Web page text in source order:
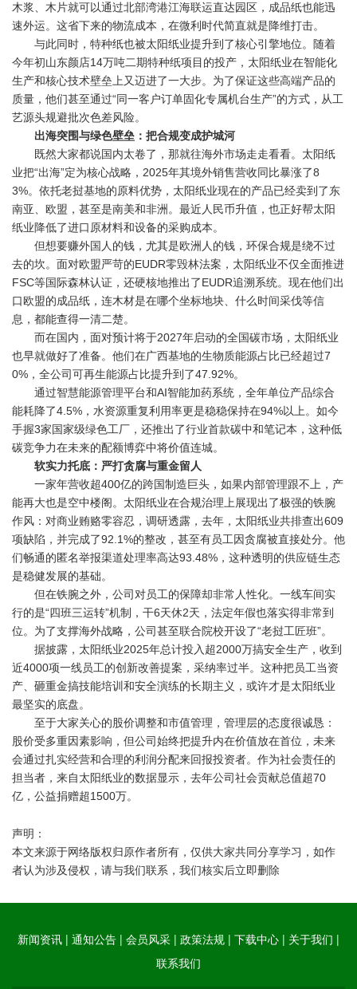
木浆、木片就可以通过北部湾港江海联运直达园区，成品纸也能迅
速外运。这省下来的物流成本，在微利时代简直就是降维打击。
与此同时，特种纸也被太阳纸业提升到了核心引擎地位。随着
今年初山东颜店14万吨二期特种纸项目的投产，太阳纸业在智能化
生产和核心技术壁垒上又迈进了一大步。为了保证这些高端产品的
质量，他们甚至通过“同一客户订单固化专属机台生产”的方式，从工
艺源头规避批次色差风险。
出海突围与绿色壁垒：把合规变成护城河
既然大家都说国内太卷了，那就往海外市场走走看看。太阳纸
业把“出海”定为核心战略，2025年其境外销售营收同比暴涨了8
3%。依托老挝基地的原料优势，太阳纸业现在的产品已经卖到了东
南亚、欧盟，甚至是南美和非洲。最近人民币升值，也正好帮太阳
纸业降低了进口原材料和设备的采购成本。
但想要赚外国人的钱，尤其是欧洲人的钱，环保合规是绕不过
去的坎。面对欧盟严苛的EUDR零毁林法案，太阳纸业不仅全面推进
FSC等国际森林认证，还硬核地推出了EUDR追溯系统。现在他们出
口欧盟的成品纸，连木材是在哪个坐标地块、什么时间采伐等信
息，都能查得一清二楚。
而在国内，面对预计将于2027年启动的全国碳市场，太阳纸业
也早就做好了准备。他们在广西基地的生物质能源占比已经超过7
0%，全公司可再生能源占比提升到了47.92%。
通过智慧能源管理平台和AI智能加药系统，全年单位产品综合
能耗降了4.5%，水资源重复利用率更是稳稳保持在94%以上。如今
手握3家国家级绿色工厂，还推出了行业首款碳中和笔记本，这种低
碳竞争力在未来的配额博弈中将价值连城。
软实力托底：严打贪腐与重金留人
一家年营收超400亿的跨国制造巨头，如果内部管理跟不上，产
能再大也是空中楼阁。太阳纸业在合规治理上展现出了极强的铁腕
作风：对商业贿赂零容忍，调研透露，去年，太阳纸业共排查出609
项缺陷，并完成了92.1%的整改，甚至有员工因贪腐被直接处分。他
们畅通的匿名举报渠道处理率高达93.48%，这种透明的供应链生态
是稳健发展的基础。
但在铁腕之外，公司对员工的保障却非常人性化。一线车间实
行的是“四班三运转”机制，干6天休2天，法定年假也落实得非常到
位。为了支撑海外战略，公司甚至联合院校开设了“老挝工匠班”。
据披露，太阳纸业2025年总计投入超2000万搞安全生产，收到
近4000项一线员工的创新改善提案，采纳率过半。这种把员工当资
产、砸重金搞技能培训和安全演练的长期主义，或许才是太阳纸业
最坚实的底盘。
至于大家关心的股价调整和市值管理，管理层的态度很诚恳：
股价受多重因素影响，但公司始终把提升内在价值放在首位，未来
会通过扎实经营和合理的利润分配来回报投资者。作为社会责任的
担当者，来自太阳纸业的数据显示，去年公司社会贡献总值超70
亿，公益捐赠超1500万。
声明：
本文来源于网络版权归原作者所有，仅供大家共同分享学习，如作
者认为涉及侵权，请与我们联系，我们核实后立即删除
新闻资讯 | 通知公告 | 会员风采 | 政策法规 | 下载中心 | 关于我们 |
联系我们